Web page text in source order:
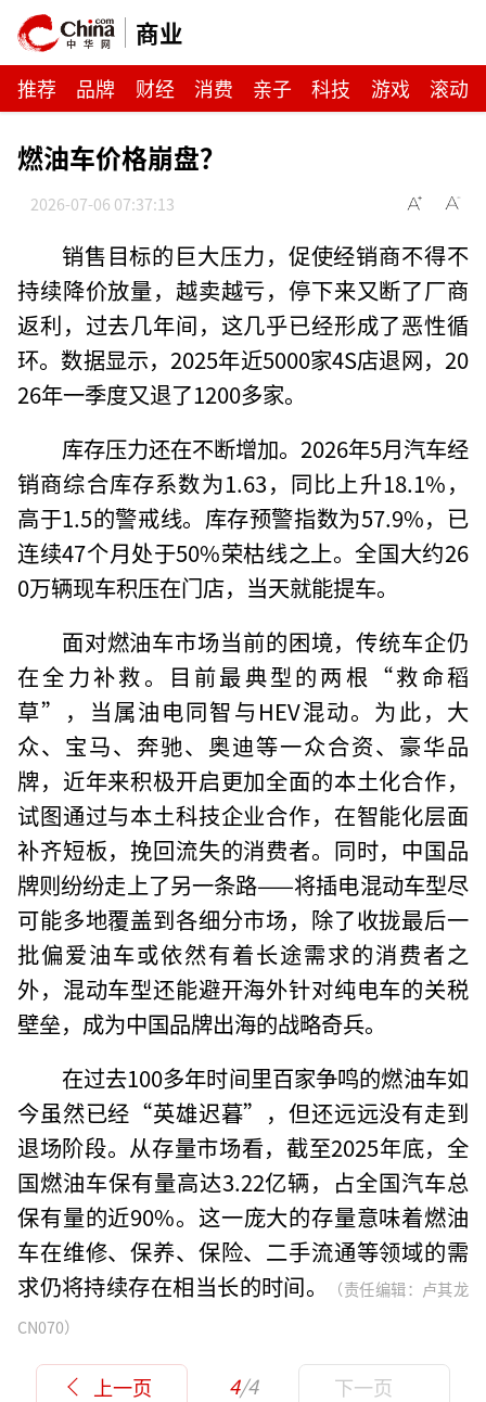
商业
推荐 品牌 财经 消费 亲子 科技 游戏 滚动
燃油车价格崩盘？
2026-07-06 07:37:13
销售目标的巨大压力，促使经销商不得不
持续降价放量，越卖越亏，停下来又断了厂商
返利，过去几年间，这几乎已经形成了恶性循
环。数据显示，2025年近5000家4S店退网，20
26年一季度又退了1200多家。
库存压力还在不断增加。2026年5月汽车经
销商综合库存系数为1.63，同比上升18.1%，
高于1.5的警戒线。库存预警指数为57.9%，已
连续47个月处于50%荣枯线之上。全国大约26
0万辆现车积压在门店，当天就能提车。
面对燃油车市场当前的困境，传统车企仍
在全力补救。目前最典型的两根“救命稻
草”，当属油电同智与HEV混动。为此，大
众、宝马、奔驰、奥迪等一众合资、豪华品
牌，近年来积极开启更加全面的本土化合作，
试图通过与本土科技企业合作，在智能化层面
补齐短板，挽回流失的消费者。同时，中国品
牌则纷纷走上了另一条路——将插电混动车型尽
可能多地覆盖到各细分市场，除了收拢最后一
批偏爱油车或依然有着长途需求的消费者之
外，混动车型还能避开海外针对纯电车的关税
壁垒，成为中国品牌出海的战略奇兵。
在过去100多年时间里百家争鸣的燃油车如
今虽然已经“英雄迟暮”，但还远远没有走到
退场阶段。从存量市场看，截至2025年底，全
国燃油车保有量高达3.22亿辆，占全国汽车总
保有量的近90%。这一庞大的存量意味着燃油
车在维修、保养、保险、二手流通等领域的需
求仍将持续存在相当长的时间。
（责任编辑：卢其龙
CN070）
上一页 4/4 下一页